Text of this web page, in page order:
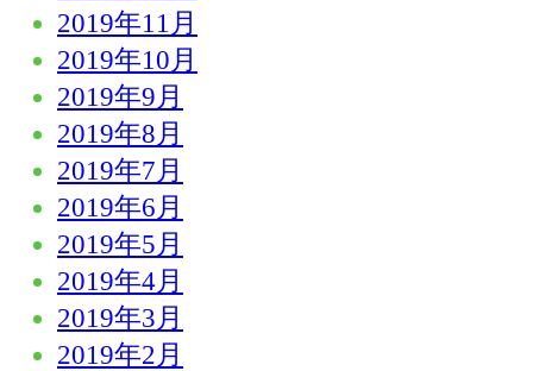
2019年11月
2019年10月
2019年9月
2019年8月
2019年7月
2019年6月
2019年5月
2019年4月
2019年3月
2019年2月